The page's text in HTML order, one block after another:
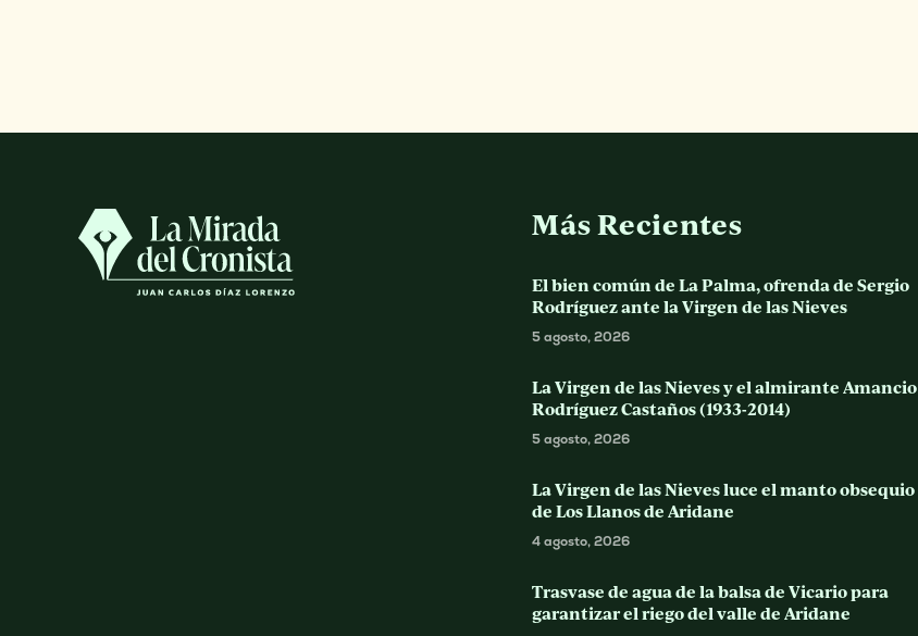
Más Recientes
El bien común de La Palma, ofrenda de Sergio
Rodríguez ante la Virgen de las Nieves
5 agosto, 2026
La Virgen de las Nieves y el almirante Amancio
Rodríguez Castaños (1933-2014)
5 agosto, 2026
La Virgen de las Nieves luce el manto obsequio
de Los Llanos de Aridane
4 agosto, 2026
Trasvase de agua de la balsa de Vicario para
garantizar el riego del valle de Aridane